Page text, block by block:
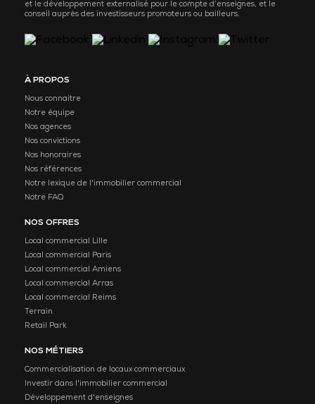
et le développement externalisé pour le compte d’enseignes, et le
conseil auprès des investisseurs promoteurs ou bailleurs.
À PROPOS
Nous connaitre
Notre équipe
Nos agences
Nos convictions
Nos honoraires
Nos références
Notre lexique de l'immobilier commercial
Notre FAQ
NOS OFFRES
Local commercial Lille
Local commercial Paris
Local commercial Amiens
Local commercial Arras
Local commercial Reims
Terrain
Retail Park
NOS MÉTIERS
Commercialisation de locaux commerciaux
Investir dans l'immobilier commercial
Développement d'enseignes